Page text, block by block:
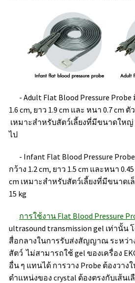
- Adult Flat Blood Pressure Probe
1.6 cm, ยาว 1.9 cm และ หนา 0.7 cm ตั
เหมาะสำหรับสัตว์เลี้ยงที่มีขนาดให
ไป
- Infant Flat Blood Pressure Probe
กว้าง 1.2 cm, ยาว 1.5 cm และหนา
cm เหมาะสำหรับสัตว์เลี้ยงที่มีขนาด
15 kg
การใช้งาน Flat Blood Pressure
ultrasound transmission gel เท่านั้น
สื่อกลางในการรับส่งสัญญาณ ระหว่า
สัตว์ ไม่สามารถใช้ gel ของเครื่อง
อื่น ๆ แทนได้ การวาง Probe ต้องวาง
ตำแหน่งของ crystal ต้องตรงกับเส้น